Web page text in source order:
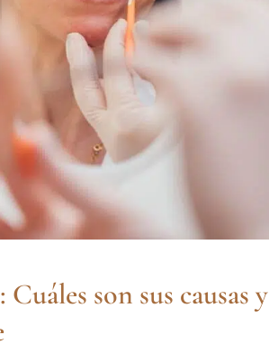
son sus causas y